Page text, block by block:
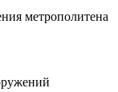
метрополитена